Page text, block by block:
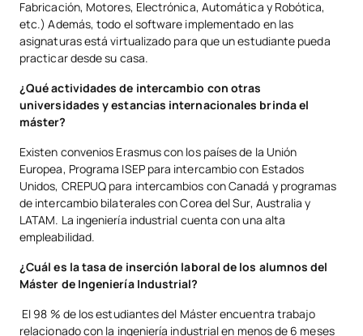
Fabricación, Motores, Electrónica, Automática y Robótica,
etc.) Además, todo el software implementado en las
asignaturas está virtualizado para que un estudiante pueda
practicar desde su casa.
¿Qué actividades de intercambio con otras
universidades y estancias internacionales brinda el
máster?
Existen convenios Erasmus con los países de la Unión
Europea, Programa ISEP para intercambio con Estados
Unidos, CREPUQ para intercambios con Canadá y programas
de intercambio bilaterales con Corea del Sur, Australia y
LATAM. La ingeniería industrial cuenta con una alta
empleabilidad.
¿Cuál es la tasa de inserción laboral de los alumnos del
Máster de Ingeniería Industrial?
El 98 % de los estudiantes del Máster encuentra trabajo
relacionado con la ingeniería industrial en menos de 6 meses